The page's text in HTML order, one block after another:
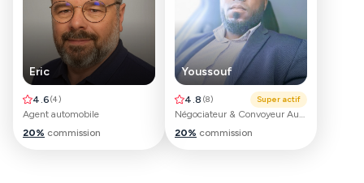
Eric
4.6(4)
Agent automobile
20% commission
Youssouf
4.8 (8) Super actif
Négociateur & Convoyeur Automobile
20% commission